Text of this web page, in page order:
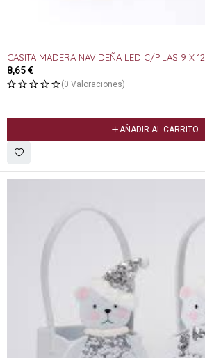
CASITA MADERA NAVIDEÑA LED C/PILAS 9 X 12
8,65€
(0 Valoraciones)
AÑADIR AL CARRITO